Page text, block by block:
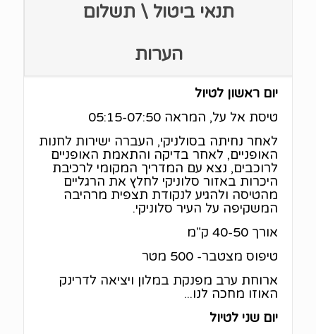
תנאי ביטול \ תשלום
הערות
יום ראשון לטיול
טיסת אל על, המראה 05:15-07:50
לאחר נחיתה בסולניקי, העברה ישירות לחנות
האופניים, לאחר בדיקה והתאמת האופניים
לרוכבים, נצא עם המדריך המקומי לרכיבת
היכרות באזור סלוניקי לחלץ את הרגליים
מהטיסה ולהגיע לנקודת תצפית מרהיבה
המשקיפה על העיר סלוניקי.
אורך 40-50 ק"מ
טיפוס מצטבר- 500 מטר
ארוחת ערב מפנקת במלון ויציאה לדרינק
האוזו מחכה לנו...
יום שני לטיול